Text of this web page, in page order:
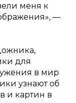
меня к
—
для
в мир
узнают об
и картин в